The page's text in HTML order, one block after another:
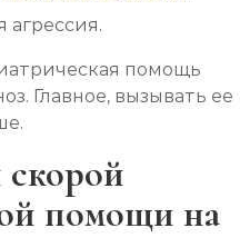
агрессия.
помощь
Главное, вызывать ее
помощи на